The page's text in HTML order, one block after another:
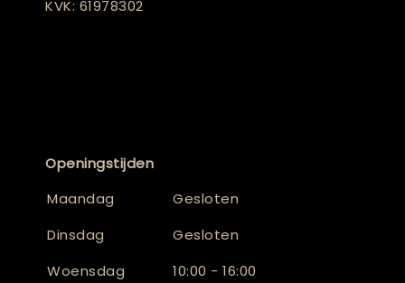
KVK: 61978302
Openingstijden
Maandag
Gesloten
Dinsdag
Gesloten
Woensdag
10:00 - 16:00